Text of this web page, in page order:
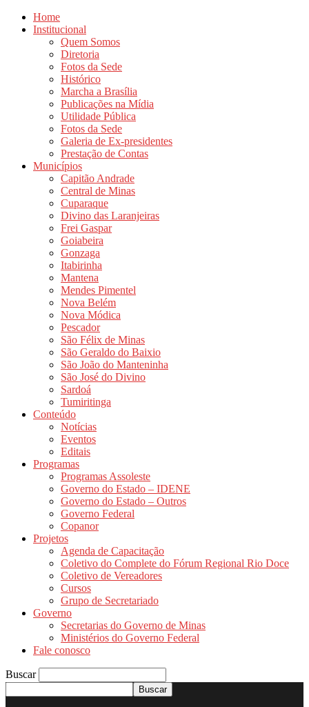
Home
Institucional
Quem Somos
Diretoria
Fotos da Sede
Histórico
Marcha a Brasília
Publicações na Mídia
Utilidade Pública
Fotos da Sede
Galeria de Ex-presidentes
Prestação de Contas
Municípios
Capitão Andrade
Central de Minas
Cuparaque
Divino das Laranjeiras
Frei Gaspar
Goiabeira
Gonzaga
Itabirinha
Mantena
Mendes Pimentel
Nova Belém
Nova Módica
Pescador
São Félix de Minas
São Geraldo do Baixio
São João do Manteninha
São José do Divino
Sardoá
Tumiritinga
Conteúdo
Notícias
Eventos
Editais
Programas
Programas Assoleste
Governo do Estado – IDENE
Governo do Estado – Outros
Governo Federal
Copanor
Projetos
Agenda de Capacitação
Coletivo do Complete do Fórum Regional Rio Doce
Coletivo de Vereadores
Cursos
Grupo de Secretariado
Governo
Secretarias do Governo de Minas
Ministérios do Governo Federal
Fale conosco
Buscar